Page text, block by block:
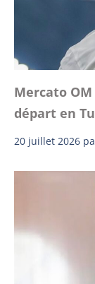
Mercato
départ en
20 juillet 2026